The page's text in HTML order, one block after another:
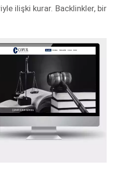
ilişki kurar. Backlinkler, bir